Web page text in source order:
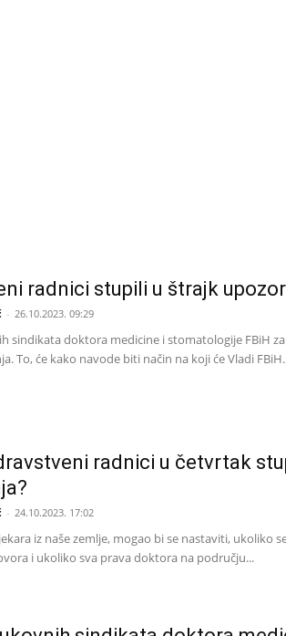
radnici stupili u štrajk
- 26.10.2023. 09:29
sindikata doktora medicine i stomatologije FBiH
To, će kako navode biti način na koji će Vladi
radnici u četvrtak
- 24.10.2023. 17:02
iz naše zemlje, mogao bi se nastaviti, ukoliko
i ukoliko sva prava doktora na području...